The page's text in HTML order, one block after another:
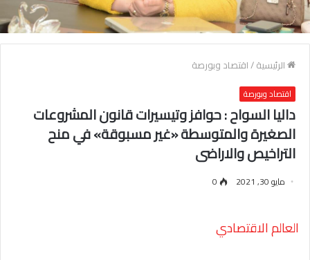
الرئيسية/اقتصاد وبورصة
اقتصاد وبورصة
داليا السواح : حوافز وتيسيرات قانون المشروعات
الصغيرة والمتوسطة «غير مسبوقة» في منح
التراخيص والاراضى
مايو 30, 2021 0
العالم الاقتصادي